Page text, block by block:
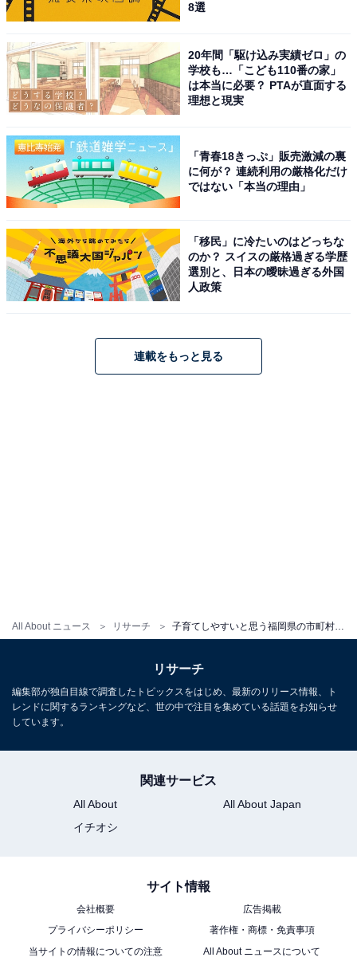
All About ニュース リサーチ 子育てしやすいと思う福岡県の市町村ランキング！ 2位「北九州市」を抑えた1位は？【2025年最新】
8選
20年間「駆け込み実績ゼロ」の
学校も…「こども110番の家」
は本当に必要？ PTAが直面する
理想と現実
「青春18きっぷ」販売激減の裏
に何が？ 連続利用の厳格化だけ
ではない「本当の理由」
「移民」に冷たいのはどっちな
のか？ スイスの厳格過ぎる学歴
選別と、日本の曖昧過ぎる外国
人政策
連載をもっと見る
リサーチ
編集部が独自目線で調査したトピックスをはじめ、最新のリリース情報、ト
レンドに関するランキングなど、世の中で注目を集めている話題をお知らせ
しています。
関連サービス
All About
All About Japan
イチオシ
サイト情報
会社概要
広告掲載
プライバシーポリシー
著作権・商標・免責事項
当サイトの情報についての注意
All About ニュースについて